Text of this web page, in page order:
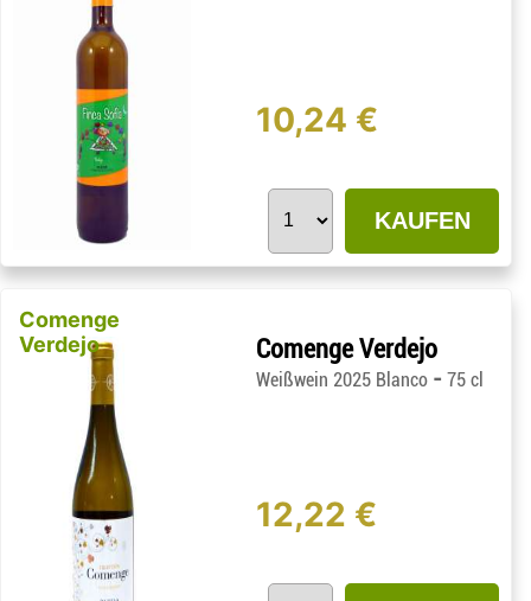
10,24 €
KAUFEN
Comenge
Verdejo
Comenge Verdejo
Weißwein 2025 Blanco -75 cl
12,22 €